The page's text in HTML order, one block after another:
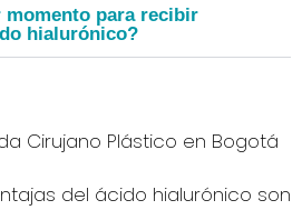
momento para recibir
hialurónico?
del ácido hialurónico son